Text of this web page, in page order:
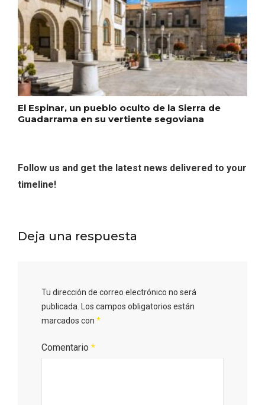
El Espinar, un pueblo oculto de la Sierra de
Guadarrama en su vertiente segoviana
Follow us and get the latest news delivered to your
timeline!
Deja una respuesta
Tu dirección de correo electrónico no será
publicada.
Los campos obligatorios están
marcados con *
Comentario *
Feria del Vino de Toro 2026; descubre
“Otros Vinos de Toro”
V Feria Europea del Queso 2026 en
Serrada